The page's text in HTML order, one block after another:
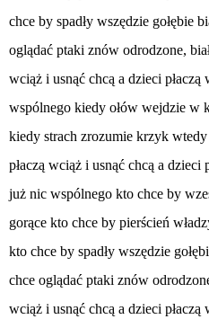
chce by spadły wszędzie gołębie
oglądać ptaki znów odrodzone,
wciąż i usnąć chcą a dzieci
wspólnego kiedy ołów wejdzie w
kiedy strach zrozumie krzyk
płaczą wciąż i usnąć chcą a
już nic wspólnego kto chce by
gorące kto chce by pierścień
kto chce by spadły wszędzie
chce oglądać ptaki znów
wciąż i usnąć chcą a dzieci